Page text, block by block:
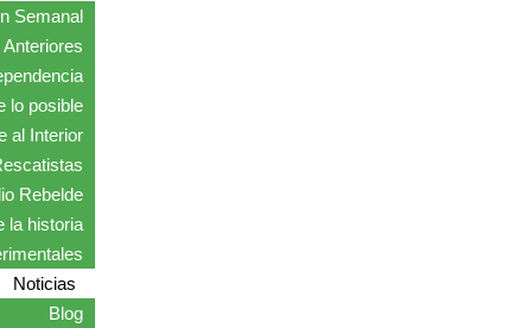
Semanal
lo posible
al Interior
Rebelde
la historia
Noticias
Blog